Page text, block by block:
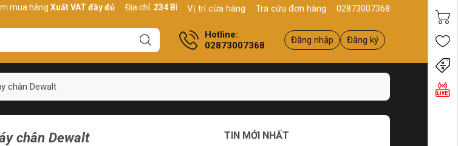
hàngXuất VAT đầy đủ Địa chỉ:234 Bình Thới, P10, Q11, HCM Sản phẩm Chính hãng - Chất lượng
Vị trí cừa hàng Tra cứu đơn hàng 02873007368
Hotline:
02873007368
Đăng nhập Đăng ký
chân Dewalt
chân Dewalt TIN MỚI NHẤT